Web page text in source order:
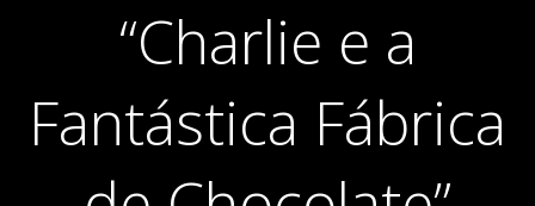
“Charlie e a
Fantástica Fábrica